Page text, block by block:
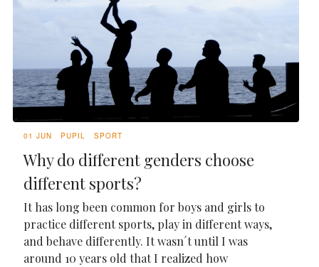
01 JUN PUPIL SPORT
Why do different genders choose
different sports?
It has long been common for boys and girls to
practice different sports, play in different ways,
and behave differently. It wasn´t until I was
around 10 years old that I realized how